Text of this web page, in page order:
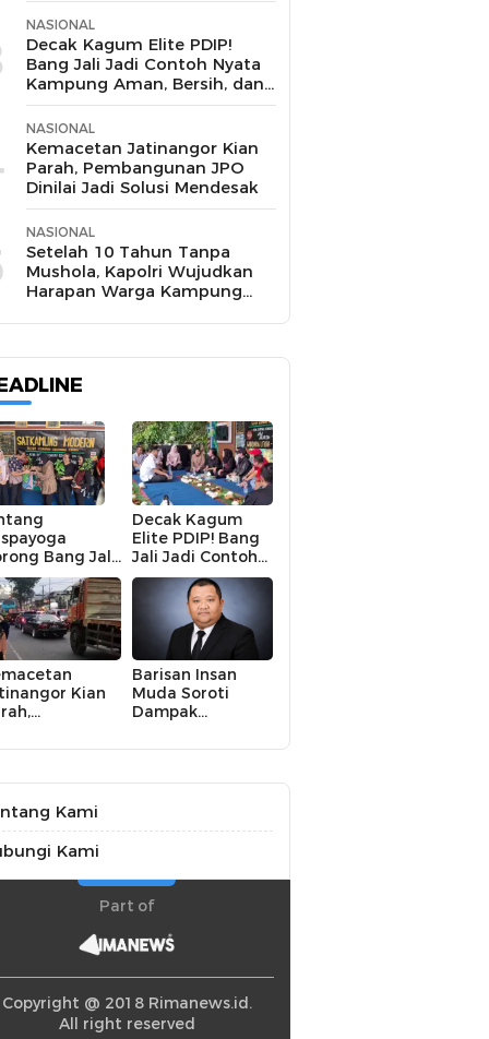
NASIONAL
Decak Kagum Elite PDIP!
Bang Jali Jadi Contoh Nyata
Kampung Aman, Bersih, dan
Mandiri
NASIONAL
Kemacetan Jatinangor Kian
Parah, Pembangunan JPO
Dinilai Jadi Solusi Mendesak
NASIONAL
Setelah 10 Tahun Tanpa
Mushola, Kapolri Wujudkan
Harapan Warga Kampung
Bang Jali
Kelas,
hingga
Digital
Fokus
Decak Kagum
Elite PDIP! Bang
Jali Jadi Contoh
Nyata Kampung
Aman, Bersih, dan
Mandiri
Kian
Dinilai Jadi
Barisan Insan
Muda Soroti
Dampak
Petani,
Pemerintah dan
Kami
Kami
Part of
Copyright @ 2018 Rimanews.id.
All right reserved